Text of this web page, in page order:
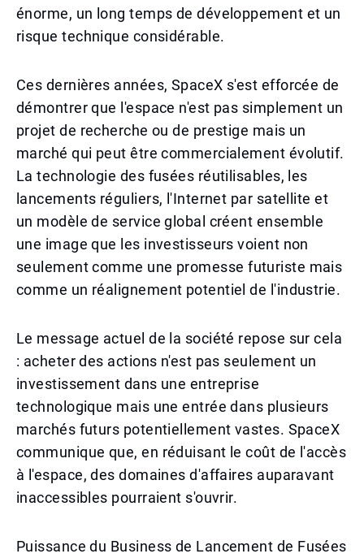
énorme, un long temps de développement et un
risque technique considérable.
Ces dernières années, SpaceX s'est efforcée de
démontrer que l'espace n'est pas simplement un
projet de recherche ou de prestige mais un
marché qui peut être commercialement évolutif.
La technologie des fusées réutilisables, les
lancements réguliers, l'Internet par satellite et
un modèle de service global créent ensemble
une image que les investisseurs voient non
seulement comme une promesse futuriste mais
comme un réalignement potentiel de l'industrie.
Le message actuel de la société repose sur cela
: acheter des actions n'est pas seulement un
investissement dans une entreprise
technologique mais une entrée dans plusieurs
marchés futurs potentiellement vastes. SpaceX
communique que, en réduisant le coût de l'accès
à l'espace, des domaines d'affaires auparavant
inaccessibles pourraient s'ouvrir.
Puissance du Business de Lancement de Fusées